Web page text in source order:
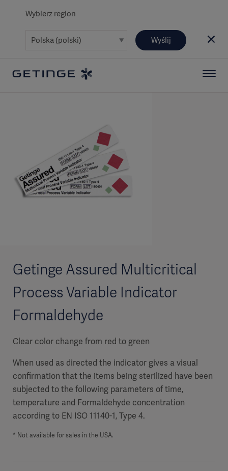
Wybierz region
Wyślij
Getinge Assured Multicritical
Process Variable Indicator
Formaldehyde
Clear color change from red to green
When used as directed the indicator gives a visual
confirmation that the items being sterilized have been
subjected to the following parameters of time,
temperature and Formaldehyde concentration
according to EN ISO 11140-1, Type 4.
* Not available for sales in the USA.